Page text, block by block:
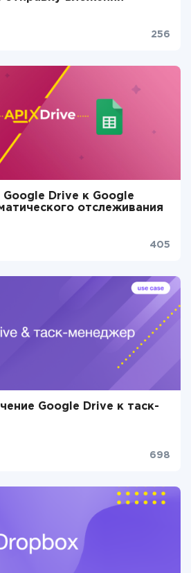
256
Drive к Google
отслеживания
405
Google Drive к таск-
698